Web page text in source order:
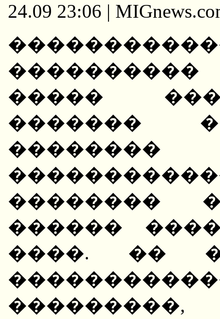
24.09 23:06 |
�����
�������
��������
������
����. ��